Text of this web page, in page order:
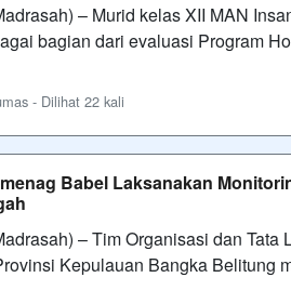
– Murid kelas XII MAN
bagian dari evaluasi Program
- Dilihat 22 kali
Babel Laksanakan
– Tim Organisasi dan Tata
Kepulauan Bangka Belitung